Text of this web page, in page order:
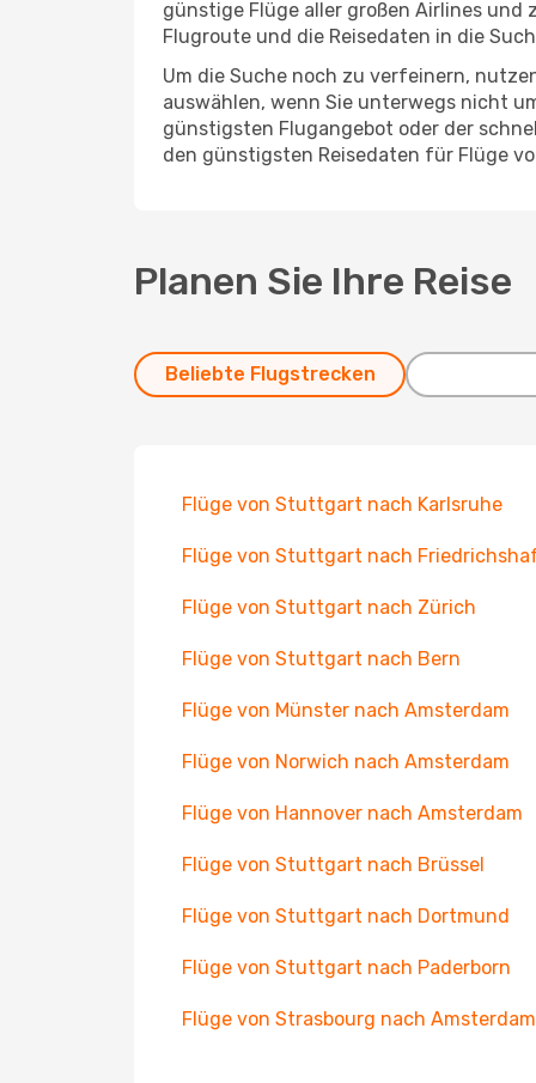
günstige Flüge aller großen Airlines
Flugroute und die Reisedaten in die
Um die Suche noch zu verfeinern,
auswählen, wenn Sie unterwegs nicht
günstigsten Flugangebot oder der
den günstigsten Reisedaten für Flüge
Planen Sie Ihre Reise
Beliebte Flugstrecken
Flüge von Stuttgart nach Karlsruhe
Flüge von Stuttgart nach
Flüge von Stuttgart nach Zürich
Flüge von Stuttgart nach Bern
Flüge von Münster nach Amsterdam
Flüge von Norwich nach Amsterdam
Flüge von Hannover nach Amsterdam
Flüge von Stuttgart nach Brüssel
Flüge von Stuttgart nach Dortmund
Flüge von Stuttgart nach Paderborn
Flüge von Strasbourg nach Amsterdam